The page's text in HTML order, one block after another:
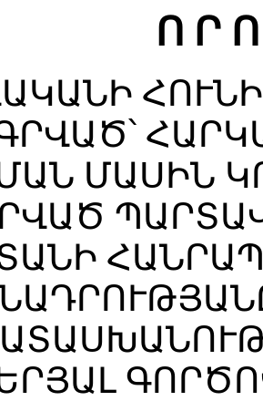
Ո Ր
ՄԱՍԻՆ